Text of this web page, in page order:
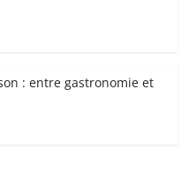
: entre gastronomie et